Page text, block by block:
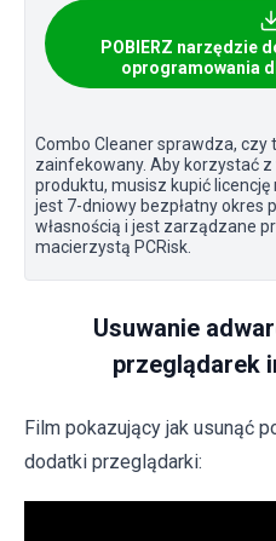
POBIERZ narzędzie
oprogramowania
Combo Cleaner sprawdza, czy
zainfekowany. Aby korzystać z
produktu, musisz kupić licencję
jest 7-dniowy bezpłatny okres
własnością i jest zarządzane
macierzystą PCRisk.
Usuwanie
przeglądarek
Film pokazujący jak usunąć
dodatki przeglądarki: